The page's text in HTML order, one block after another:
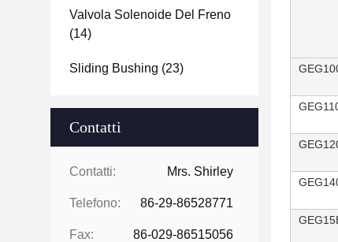
Valvola Solenoide Del Freno
(14)
Sliding Bushing (23)
Contatti
Contatti: Mrs. Shirley
Telefono: 86-29-86528771
Fax: 86-029-86515056